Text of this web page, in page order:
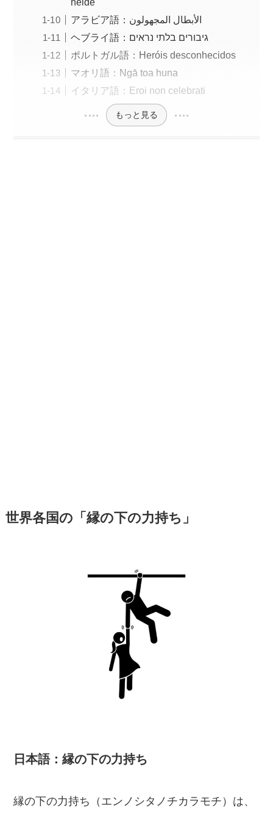
アラビア語：الأبطال المجهولون
ヘブライ語：גיבורים בלתי נראים
ポルトガル語：Heróis desconhecidos
マオリ語：Ngā toa huna
イタリア語：Eroi non celebrati
もっと見る
世界各国の「縁の下の力持ち」
日本語：縁の下の力持ち
縁の下の力持ち（エンノシタノチカラモチ）は、